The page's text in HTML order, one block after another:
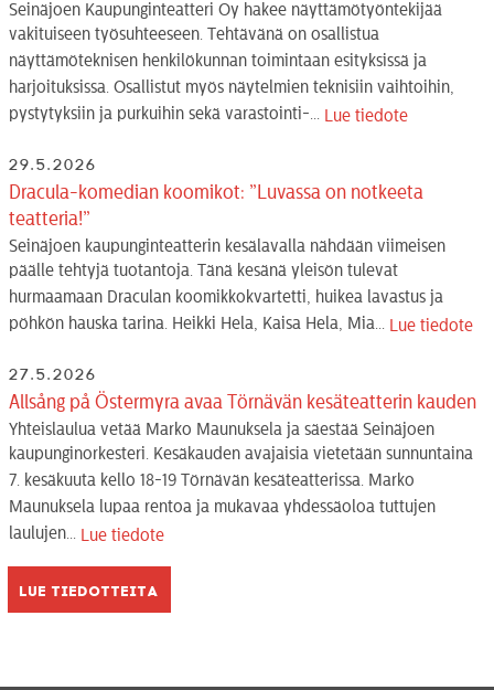
Seinäjoen Kaupunginteatteri Oy hakee näyttämötyöntekijää
vakituiseen työsuhteeseen. Tehtävänä on osallistua
näyttämöteknisen henkilökunnan toimintaan esityksissä ja
harjoituksissa. Osallistut myös näytelmien teknisiin vaihtoihin,
pystytyksiin ja purkuihin sekä varastointi-...
Lue tiedote
29.5.2026
Dracula-komedian koomikot: ”Luvassa on notkeeta
teatteria!”
Seinäjoen kaupunginteatterin kesälavalla nähdään viimeisen
päälle tehtyjä tuotantoja. Tänä kesänä yleisön tulevat
hurmaamaan Draculan koomikkokvartetti, huikea lavastus ja
pöhkön hauska tarina. Heikki Hela, Kaisa Hela, Mia...
Lue tiedote
27.5.2026
Allsång på Östermyra avaa Törnävän kesäteatterin kauden
Yhteislaulua vetää Marko Maunuksela ja säestää Seinäjoen
kaupunginorkesteri. Kesäkauden avajaisia vietetään sunnuntaina
7. kesäkuuta kello 18-19 Törnävän kesäteatterissa. Marko
Maunuksela lupaa rentoa ja mukavaa yhdessäoloa tuttujen
laulujen...
Lue tiedote
Lue tiedotteita